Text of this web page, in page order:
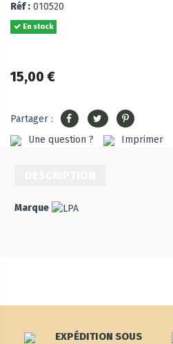
Réf : 010520
En stock
15,00 €
Partager :
Une question ?
Imprimer
Marque
EXPÉDITION SOUS